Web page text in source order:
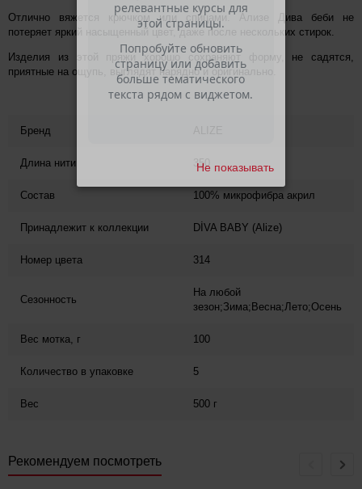
Отлично вяжется крючком или спицами. Ализе Дива беби не
потеряет яркий насыщенный цвет, даже после нескольких стирок.
Изделия из этой пряжи хорошо сохраняют форму, не садятся,
приятные на ощупь, выглядят нарядно и оригинально.
Бренд
Длина нити 350
Состав 100% микрофибра акрил
Принадлежит к коллекции DİVA BABY (Alize)
Номер цвета 314
Сезонность
На любой
зезон;Зима;Весна;Лето;Осень
Вес мотка, г 100
Количество в упаковке 5
Вес 500 г
Рекомендуем посмотреть
Не показывать